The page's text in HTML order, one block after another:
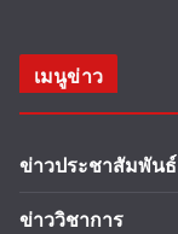
เมนูข่าว
ข่าวประชาสัมพันธ์
ข่าววิชาการ